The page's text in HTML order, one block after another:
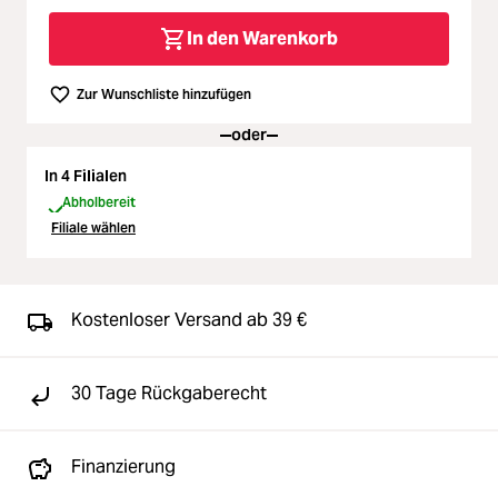
Loading...Second Hand
Loading...
SALE
In den Warenkorb
Zur Wunschliste hinzufügen
oder
In 4 Filialen
Abholbereit
Filiale wählen
Kostenloser Versand ab 39 €
30 Tage Rückgaberecht
Finanzierung